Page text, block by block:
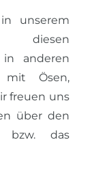
unserem
diesen
in anderen
mit Ösen,
freuen uns
über den
bzw. das